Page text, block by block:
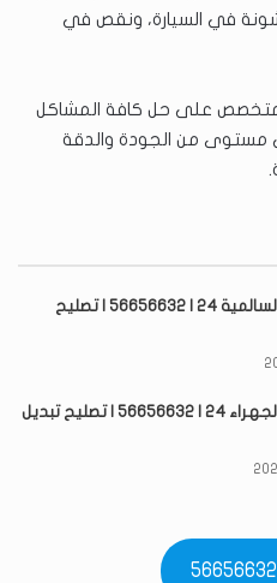
في السيارة، ونقص في
على حل كافة المشاكل
مستوى من الجودة والدقة
بنشر متنقل السالمية 24 | 56656632 | تصليح
بنشر متنقل الجهراء 24 | 56656632 | تصليح تبديل